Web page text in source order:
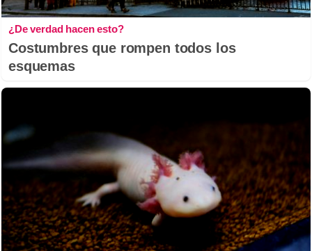
¿De verdad hacen esto?
Costumbres que rompen todos los
esquemas